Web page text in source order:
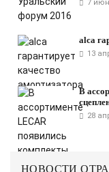
7
alca
13
В
28
НОВОСТИ